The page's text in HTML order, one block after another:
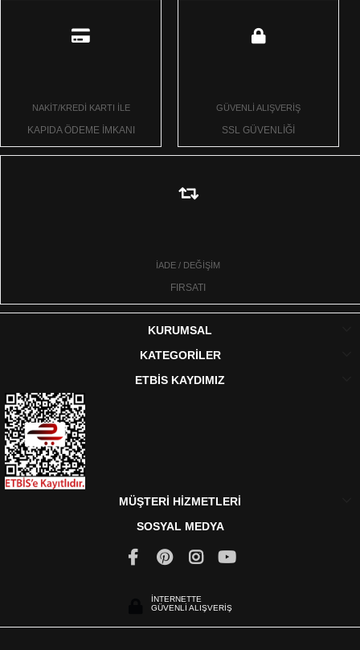
NAKİT/KREDİ KARTI İLE
KAPIDA ÖDEME İMKANI
GÜVENLİ ALIŞVERİŞ
SSL GÜVENLİĞİ
İADE / DEĞİŞİM
FIRSATI
KURUMSAL
KATEGORİLER
ETBİS KAYDIMIZ
MÜŞTERİ HİZMETLERİ
SOSYAL MEDYA
İNTERNETTE
GÜVENLİ ALIŞVERİŞ